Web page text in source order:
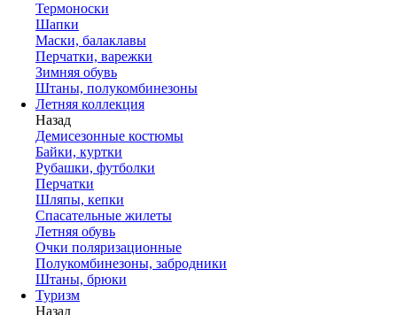
Термоноски
Шапки
Маски, балаклавы
Перчатки, варежки
Зимняя обувь
Штаны, полукомбинезоны
Летняя коллекция
Назад
Демисезонные костюмы
Байки, куртки
Рубашки, футболки
Перчатки
Шляпы, кепки
Спасательные жилеты
Летняя обувь
Очки поляризационные
Полукомбинезоны, забродники
Штаны, брюки
Туризм
Назад